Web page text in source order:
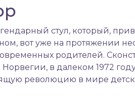
стул, который,
вот уже на протяжении
родителей.
в далеком 1972
революцию в мире